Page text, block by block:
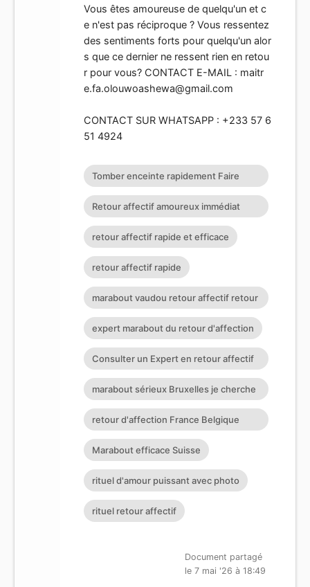
Vous êtes amoureuse de quelqu'un et c
e n'est pas réciproque ? Vous ressentez
des sentiments forts pour quelqu'un alor
s que ce dernier ne ressent rien en retou
r pour vous? CONTACT E-MAIL : maitr
e.fa.olouwoashewa@gmail.com
CONTACT SUR WHATSAPP : +233 57 6
51 4924
Tomber enceinte rapidement Faire
revenir son ex Retour affectif
Retour affectif amoureux immédiat
gratuit Rituel retour affectif
retour affectif rapide et efficace
retour affectif rapide
marabout vaudou retour affectif retour
affectif sérieux retour d
expert marabout du retour d'affection
Consulter un Expert en retour affectif
à Nantes
marabout sérieux Bruxelles je cherche
un puissant marabout
retour d'affection France Belgique
Suisse Allemagne
Marabout efficace Suisse
rituel d'amour puissant avec photo
rituel retour affectif
Document partagé
le 7 mai '26 à 18:49